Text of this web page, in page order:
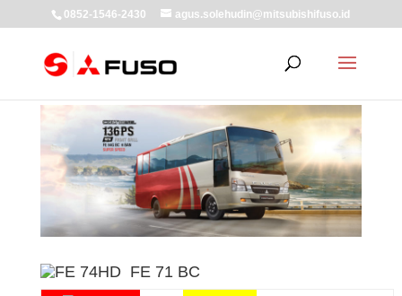
0852-1546-2430 agus.solehudin@mitsubishifuso.id
Facebook
Twitter
LinkedIn
WhatsApp
GmailPinterest
Share
FE 71 BC